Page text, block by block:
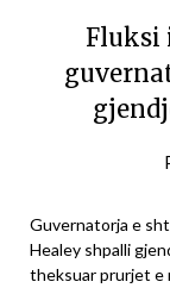
Fluksi
Guvernatorja e
Healey shpalli
theksuar prurjet e